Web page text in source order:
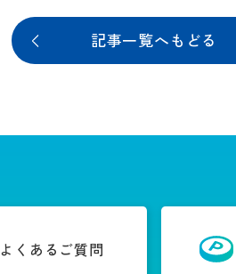
記事一覧へもどる
よくあるご質問